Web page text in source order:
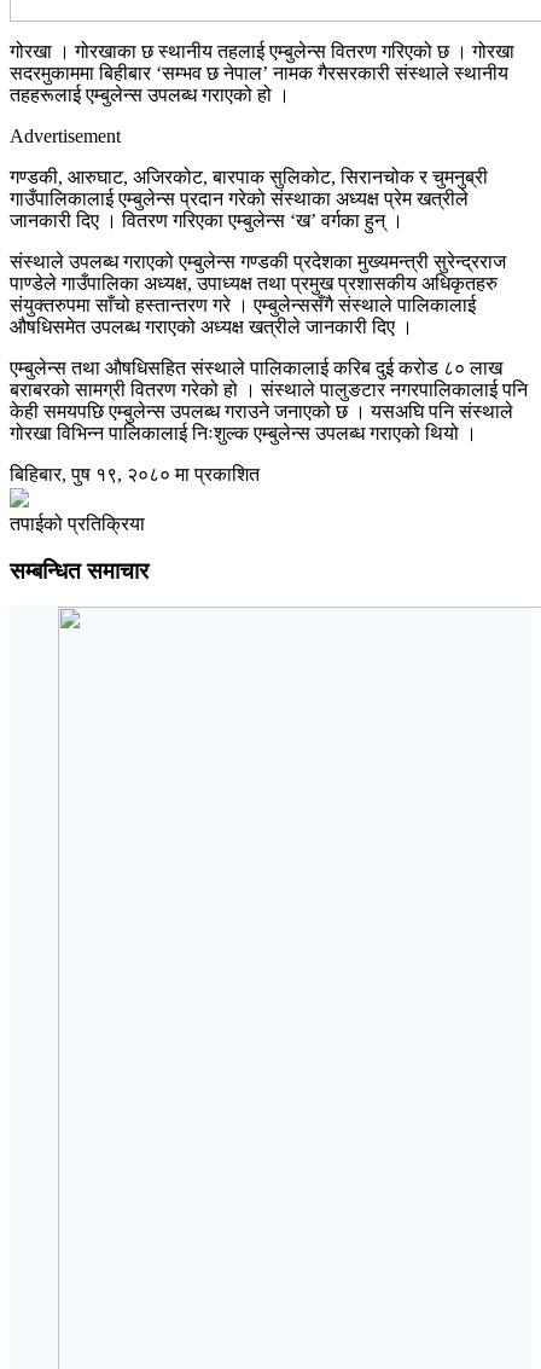
गोरखा । गोरखाका छ स्थानीय तहलाई एम्बुलेन्स वितरण गरिएको छ । गोरखा
सदरमुकाममा बिहीबार ‘सम्भव छ नेपाल’ नामक गैरसरकारी संस्थाले स्थानीय
तहहरूलाई एम्बुलेन्स उपलब्ध गराएको हो ।
Advertisement
गण्डकी, आरुघाट, अजिरकोट, बारपाक सुलिकोट, सिरानचोक र चुमनुब्री
गाउँपालिकालाई एम्बुलेन्स प्रदान गरेको संस्थाका अध्यक्ष प्रेम खत्रीले
जानकारी दिए । वितरण गरिएका एम्बुलेन्स ‘ख’ वर्गका हुन् ।
संस्थाले उपलब्ध गराएको एम्बुलेन्स गण्डकी प्रदेशका मुख्यमन्त्री सुरेन्द्रराज
पाण्डेले गाउँपालिका अध्यक्ष, उपाध्यक्ष तथा प्रमुख प्रशासकीय अधिकृतहरु
संयुक्तरुपमा साँचो हस्तान्तरण गरे । एम्बुलेन्ससँगै संस्थाले पालिकालाई
औषधिसमेत उपलब्ध गराएको अध्यक्ष खत्रीले जानकारी दिए ।
एम्बुलेन्स तथा औषधिसहित संस्थाले पालिकालाई करिब दुई करोड ८० लाख
बराबरको सामग्री वितरण गरेको हो । संस्थाले पालुङटार नगरपालिकालाई पनि
केही समयपछि एम्बुलेन्स उपलब्ध गराउने जनाएको छ । यसअघि पनि संस्थाले
गोरखा विभिन्न पालिकालाई निःशुल्क एम्बुलेन्स उपलब्ध गराएको थियो ।
बिहिबार, पुष १९, २०८० मा प्रकाशित
तपाईको प्रतिक्रिया
सम्बन्धित समाचार